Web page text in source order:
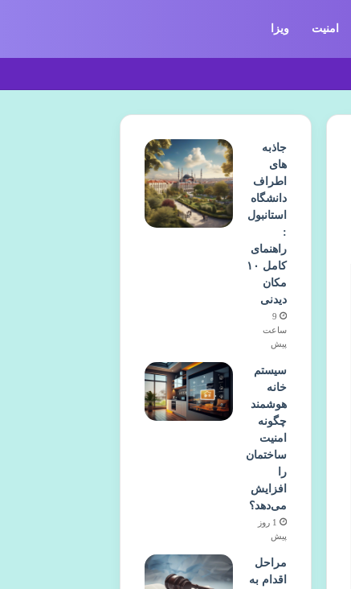
امنیت ویزا
جاذبه
های
اطراف
دانشگاه
استانبول
:
راهنمای
کامل ۱۰
مکان
دیدنی
9
ساعت
پیش
سیستم
خانه
هوشمند
چگونه
امنیت
ساختمان
را
افزایش
می‌دهد؟
1 روز
پیش
مراحل
اقدام به